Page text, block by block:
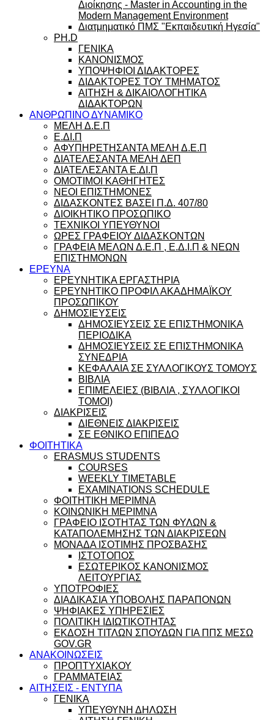
Διοίκησης - Master in Accounting in the
Modern Management Environment
Διατμηματικό ΠΜΣ "Εκπαιδευτική Ηγεσία"
PH.D
ΓΕΝΙΚΑ
ΚΑΝΟΝΙΣΜΟΣ
ΥΠΟΨΗΦΙΟΙ ΔΙΔΑΚΤΟΡΕΣ
ΔΙΔΑΚΤΟΡΕΣ ΤΟΥ ΤΜΗΜΑΤΟΣ
ΑΙΤΗΣΗ & ΔΙΚΑΙΟΛΟΓΗΤΙΚΑ
ΔΙΔΑΚΤΟΡΩΝ
ΑΝΘΡΩΠΙΝΟ ΔΥΝΑΜΙΚΟ
ΜΕΛΗ Δ.Ε.Π
Ε.ΔΙ.Π
ΑΦΥΠΗΡΕΤΗΣΑΝΤΑ ΜΕΛΗ Δ.Ε.Π
ΔΙΑΤΕΛΕΣΑΝΤΑ ΜΕΛΗ ΔΕΠ
ΔΙΑΤΕΛΕΣΑΝΤΑ Ε.ΔΙ.Π
ΟΜΟΤΙΜΟΙ ΚΑΘΗΓΗΤΕΣ
ΝΕΟΙ ΕΠΙΣΤΗΜΟΝΕΣ
ΔΙΔΑΣΚΟΝΤΕΣ ΒΑΣΕΙ Π.Δ. 407/80
ΔΙΟΙΚΗΤΙΚΟ ΠΡΟΣΩΠΙΚΟ
ΤΕΧΝΙΚΟΙ ΥΠΕΥΘΥΝΟΙ
ΩΡΕΣ ΓΡΑΦΕΙΟΥ ΔΙΔΑΣΚΟΝΤΩΝ
ΓΡΑΦΕΙΑ ΜΕΛΩΝ Δ.Ε.Π , Ε.Δ.Ι.Π & ΝΕΩΝ
ΕΠΙΣΤΗΜΟΝΩΝ
ΕΡΕΥΝΑ
ΕΡΕΥΝΗΤΙΚΑ ΕΡΓΑΣΤΗΡΙΑ
ΕΡΕΥΝΗΤΙΚΟ ΠΡΟΦΙΛ ΑΚΑΔΗΜΑΪΚΟΥ
ΠΡΟΣΩΠΙΚΟΥ
ΔΗΜΟΣΙΕΥΣΕΙΣ
ΔΗΜΟΣΙΕΥΣΕΙΣ ΣΕ ΕΠΙΣΤΗΜΟΝΙΚΑ
ΠΕΡΙΟΔΙΚΑ
ΔΗΜΟΣΙΕΥΣΕΙΣ ΣΕ ΕΠΙΣΤΗΜΟΝΙΚΑ
ΣΥΝΕΔΡΙΑ
ΚΕΦΑΛΑΙΑ ΣΕ ΣΥΛΛΟΓΙΚΟΥΣ ΤΟΜΟΥΣ
ΒΙΒΛΙΑ
ΕΠΙΜΕΛΕΙΕΣ (ΒΙΒΛΙΑ , ΣΥΛΛΟΓΙΚΟΙ
ΤΟΜΟΙ)
ΔΙΑΚΡΙΣΕΙΣ
ΔΙΕΘΝΕΙΣ ΔΙΑΚΡΙΣΕΙΣ
ΣΕ ΕΘΝΙΚΟ ΕΠΙΠΕΔΟ
ΦΟΙΤΗΤΙΚΑ
ERASMUS STUDENTS
COURSES
WEEKLY TIMETABLE
EXAMINATIONS SCHEDULE
ΦΟΙΤΗΤΙΚΗ ΜΕΡΙΜΝΑ
ΚΟΙΝΩΝΙΚΗ ΜΕΡΙΜΝΑ
ΓΡΑΦΕΙΟ ΙΣΟΤΗΤΑΣ ΤΩΝ ΦΥΛΩΝ &
ΚΑΤΑΠΟΛΕΜΗΣΗΣ ΤΩΝ ΔΙΑΚΡΙΣΕΩΝ
ΜΟΝΑΔΑ ΙΣΟΤΙΜΗΣ ΠΡΟΣΒΑΣΗΣ
ΙΣΤΟΤΟΠΟΣ
ΕΣΩΤΕΡΙΚΟΣ ΚΑΝΟΝΙΣΜΟΣ
ΛΕΙΤΟΥΡΓΙΑΣ
ΥΠΟΤΡΟΦΙΕΣ
ΔΙΑΔΙΚΑΣΙΑ ΥΠΟΒΟΛΗΣ ΠΑΡΑΠΟΝΩΝ
ΨΗΦΙΑΚΕΣ ΥΠΗΡΕΣΙΕΣ
ΠΟΛΙΤΙΚΗ ΙΔΙΩΤΙΚΟΤΗΤΑΣ
ΕΚΔΟΣΗ ΤΙΤΛΩΝ ΣΠΟΥΔΩΝ ΓΙΑ ΠΠΣ ΜΕΣΩ
GOV.GR
ΑΝΑΚΟΙΝΩΣΕΙΣ
ΠΡΟΠΤΥΧΙΑΚΟΥ
ΓΡΑΜΜΑΤΕΙΑΣ
ΑΙΤΗΣΕΙΣ - ΕΝΤΥΠΑ
ΓΕΝΙΚΑ
ΥΠΕΥΘΥΝΗ ΔΗΛΩΣΗ